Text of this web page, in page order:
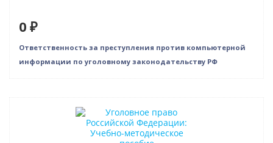
0 ₽
Ответственность за преступления против компьютерной
информации по уголовному законодательству РФ